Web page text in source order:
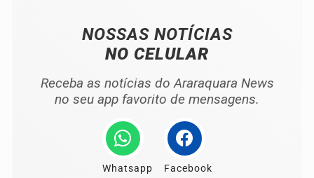
NOSSAS NOTÍCIAS
NO CELULAR
Receba as notícias do Araraquara News
no seu app favorito de mensagens.
Whatsapp Facebook